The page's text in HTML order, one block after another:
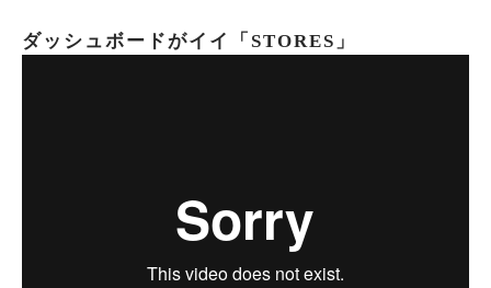
ダッシュボードがイイ「STORES」